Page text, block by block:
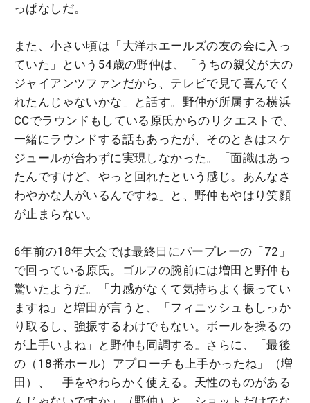
っぱなしだ。
また、小さい頃は「大洋ホエールズの友の会に入っ
ていた」という54歳の野仲は、「うちの親父が大の
ジャイアンツファンだから、テレビで見て喜んでく
れたんじゃないかな」と話す。野仲が所属する横浜
CCでラウンドもしている原氏からのリクエストで、
一緒にラウンドする話もあったが、そのときはスケ
ジュールが合わずに実現しなかった。「面識はあっ
たんですけど、やっと回れたという感じ。あんなさ
わやかな人がいるんですね」と、野仲もやはり笑顔
が止まらない。
6年前の18年大会では最終日にパープレーの「72」
で回っている原氏。ゴルフの腕前には増田と野仲も
驚いたようだ。「力感がなくて気持ちよく振ってい
ますね」と増田が言うと、「フィニッシュもしっか
り取るし、強振するわけでもない。ボールを操るの
が上手いよね」と野仲も同調する。さらに、「最後
の（18番ホール）アプローチも上手かったね」（増
田）、「手をやわらかく使える。天性のものがある